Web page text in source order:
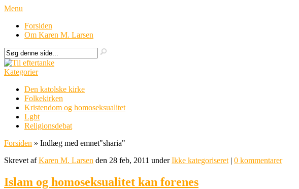
Menu
Forsiden
Om Karen M. Larsen
Kategorier
Den katolske kirke
Folkekirken
Kristendom og homoseksualitet
Lgbt
Religionsdebat
Forsiden » Indlæg med emnet"sharia"
Skrevet afKaren M. Larsen den 28 feb, 2011 underIkke kategoriseret | 0 kommentarer
Islam og homoseksualitet kan forenes